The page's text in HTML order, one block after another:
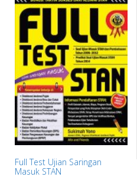
Full Test Ujian Saringan
Masuk STAN